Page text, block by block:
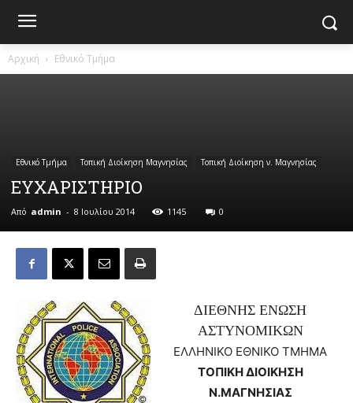
Αρχική Εθνικό Τμήμα
Εθνικό Τμήμα Τοπική Διοίκηση Μαγνησίας Τοπική Διοίκηση ν. Μαγνησίας
ΕΥΧΑΡΙΣΤΗΡΙΟ
Από admin - 8 Ιουλίου 2014 1145 0
ΔΙΕΘΝΗΣ ΕΝΩΣΗ
ΑΣΤΥΝΟΜΙΚΩΝ
ΕΛΛΗΝΙΚΟ ΕΘΝΙΚΟ ΤΜΗΜΑ
ΤΟΠΙΚΗ ΔΙΟΙΚΗΣΗ
Ν.ΜΑΓΝΗΣΙΑΣ